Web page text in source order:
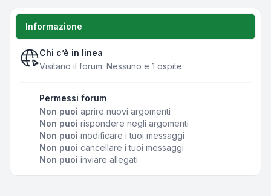
Informazione
Chi c’è in linea
Visitano il forum: Nessuno e 1 ospite
Permessi forum
Non puoi aprire nuovi argomenti
Non puoi rispondere negli argomenti
Non puoi modificare i tuoi messaggi
Non puoi cancellare i tuoi messaggi
Non puoi inviare allegati